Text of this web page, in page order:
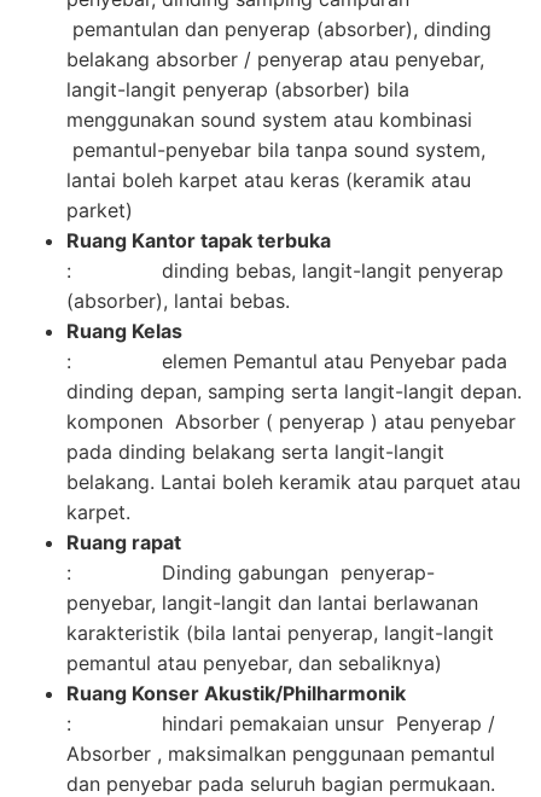
pemantulan dan penyerap (absorber), dinding
belakang absorber / penyerap atau penyebar,
langit-langit penyerap (absorber) bila
menggunakan sound system atau kombinasi
pemantul-penyebar bila tanpa sound system,
lantai boleh karpet atau keras (keramik atau
parket)
Ruang Kantor tapak terbuka
: dinding bebas, langit-langit penyerap
(absorber), lantai bebas.
Ruang Kelas
: elemen Pemantul atau Penyebar pada
dinding depan, samping serta langit-langit depan.
komponen Absorber ( penyerap ) atau penyebar
pada dinding belakang serta langit-langit
belakang. Lantai boleh keramik atau parquet atau
karpet.
Ruang rapat
: Dinding gabungan penyerap-
penyebar, langit-langit dan lantai berlawanan
karakteristik (bila lantai penyerap, langit-langit
pemantul atau penyebar, dan sebaliknya)
Ruang Konser Akustik/Philharmonik
: hindari pemakaian unsur Penyerap /
Absorber , maksimalkan penggunaan pemantul
dan penyebar pada seluruh bagian permukaan.